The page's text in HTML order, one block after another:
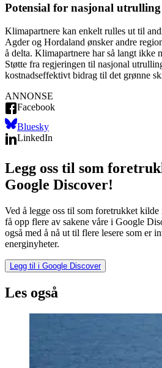
Potensial for nasjonal utrulling
Klimapartnere kan enkelt rulles ut til
Agder og Hordaland ønsker andre
å delta. Klimapartnere har så langt ikke
Støtte fra regjeringen til nasjonal
kostnadseffektivt bidrag til det grønne
ANNONSE
Facebook
Bluesky
LinkedIn
Legg oss til som
Google Discover!
Ved å legge oss til som foretrukket
få opp flere av sakene våre i Google
også med å nå ut til flere lesere som er
energinyheter.
Legg til i Google Discover
Les også